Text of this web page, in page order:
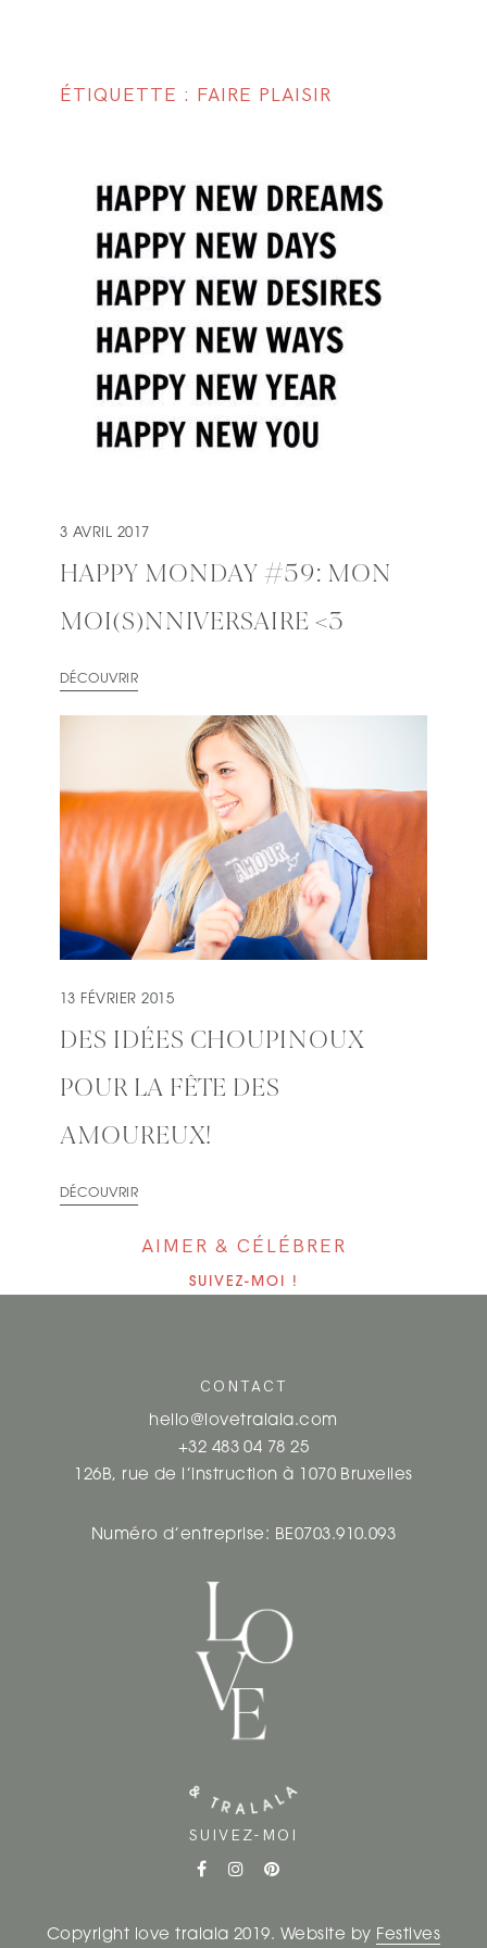
ÉTIQUETTE : FAIRE PLAISIR
3 AVRIL 2017
HAPPY MONDAY #59: MON
MOI(S)NNIVERSAIRE <3
DÉCOUVRIR
13 FÉVRIER 2015
DES IDÉES CHOUPINOUX
POUR LA FÊTE DES
AMOUREUX!
DÉCOUVRIR
AIMER & CÉLÉBRER
SUIVEZ-MOI !
CONTACT
hello@lovetralala.com
+32 483 04 78 25
126B, rue de l’instruction à 1070 Bruxelles
Numéro d’entreprise: BE0703.910.093
SUIVEZ-MOI
Copyright love tralala 2019. Website by Festives